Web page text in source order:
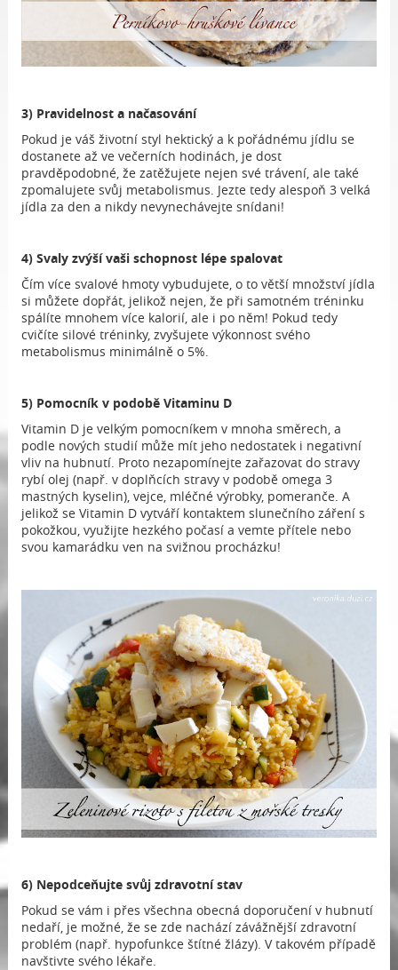
3) Pravidelnost a načasování
Pokud je váš životní styl hektický a k pořádnému jídlu se
dostanete až ve večerních hodinách, je dost
pravděpodobné, že zatěžujete nejen své trávení, ale také
zpomalujete svůj metabolismus. Jezte tedy alespoň 3 velká
jídla za den a nikdy nevynechávejte snídani!
4) Svaly zvýší vaši schopnost lépe spalovat
Čím více svalové hmoty vybudujete, o to větší množství jídla
si můžete dopřát, jelikož nejen, že při samotném tréninku
spálíte mnohem více kalorií, ale i po něm! Pokud tedy
cvičíte silové tréninky, zvyšujete výkonnost svého
metabolismus minimálně o 5%.
5) Pomocník v podobě Vitaminu D
Vitamin D je velkým pomocníkem v mnoha směrech, a
podle nových studií může mít jeho nedostatek i negativní
vliv na hubnutí. Proto nezapomínejte zařazovat do stravy
rybí olej (např. v doplňcích stravy v podobě omega 3
mastných kyselin), vejce, mléčné výrobky, pomeranče. A
jelikož se Vitamin D vytváří kontaktem slunečního záření s
pokožkou, využijte hezkého počasí a vemte přítele nebo
svou kamarádku ven na svižnou procházku!
6) Nepodceňujte svůj zdravotní stav
Pokud se vám i přes všechna obecná doporučení v hubnutí
nedaří, je možné, že se zde nachází závážnější zdravotní
problém (např. hypofunkce štítné žlázy). V takovém případě
navštivte svého lékaře.